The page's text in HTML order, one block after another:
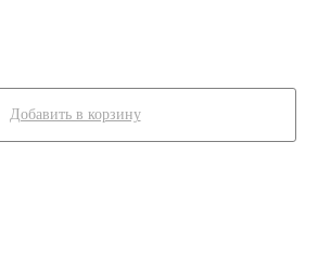
Добавить в корзину